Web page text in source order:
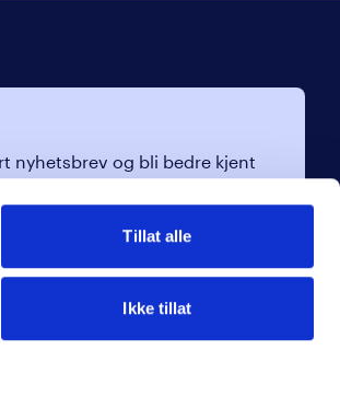
Tillat alle
Ikke tillat
nyhetsbrev og bli bedre kjent
tilvåre vilkår Send